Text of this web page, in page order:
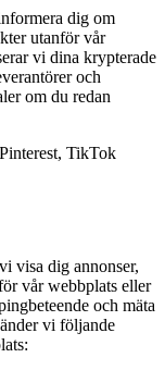
dig om
utanför vår
vi dina krypterade
och
om du redan
TikTok
visa dig annonser,
vår webbplats eller
och mäta
vi följande